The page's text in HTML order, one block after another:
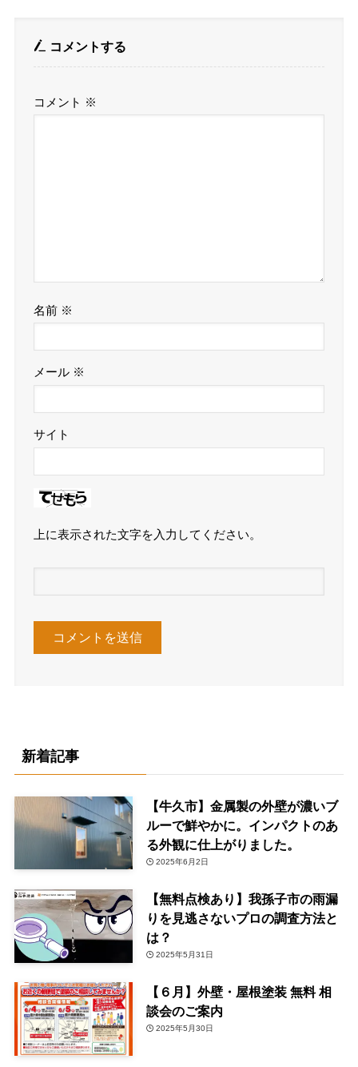
コメントする
コメント ※
名前 ※
メール ※
サイト
上に表示された文字を入力してください。
新着記事
【牛久市】金属製の外壁が濃いブ
ルーで鮮やかに。インパクトのあ
る外観に仕上がりました。
2025年6月2日
【無料点検あり】我孫子市の雨漏
りを見逃さないプロの調査方法と
は？
2025年5月31日
【６月】外壁・屋根塗装 無料 相
談会のご案内
2025年5月30日